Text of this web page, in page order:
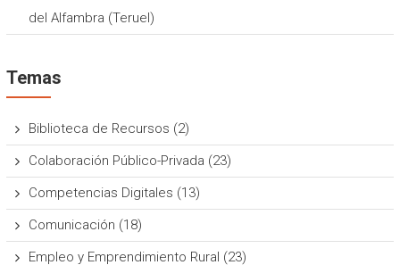
del Alfambra (Teruel)
Temas
Biblioteca de Recursos (2)
Colaboración Público-Privada (23)
Competencias Digitales (13)
Comunicación (18)
Empleo y Emprendimiento Rural (23)